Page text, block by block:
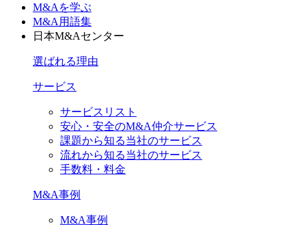
M&Aを学ぶ
M&A用語集
日本M&Aセンター
選ばれる理由
サービス
サービスリスト
安心・安全のM&A仲介サービス
課題から知る当社のサービス
流れから知る当社のサービス
手数料・料金
M&A事例
M&A事例